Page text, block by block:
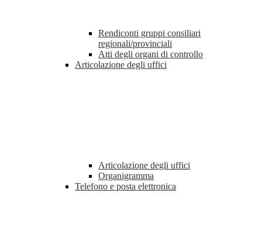
Rendiconti gruppi consiliari
regionali/provinciali
Atti degli organi di controllo
Articolazione degli uffici
Articolazione degli uffici
Organigramma
Telefono e posta elettronica